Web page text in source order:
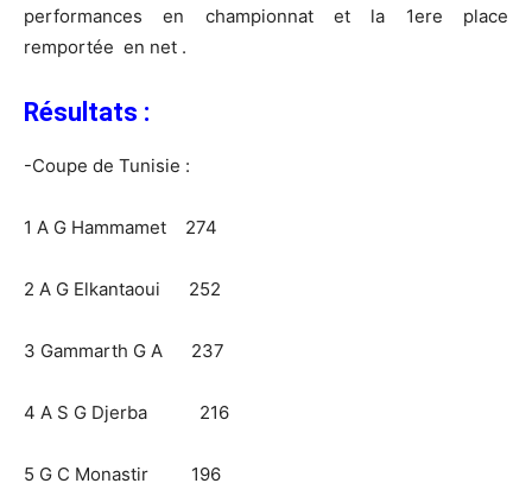
performances en championnat et la 1ere place
remportée en net .
Résultats :
-Coupe de Tunisie :
1 A G Hammamet 274
2 A G Elkantaoui 252
3 Gammarth G A 237
4 A S G Djerba 216
5 G C Monastir 196